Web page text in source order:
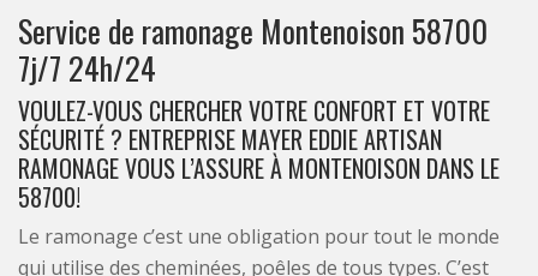
Service de ramonage Montenoison 58700
7j/7 24h/24
VOULEZ-VOUS CHERCHER VOTRE CONFORT ET VOTRE
SÉCURITÉ ? ENTREPRISE MAYER EDDIE ARTISAN
RAMONAGE VOUS L’ASSURE À MONTENOISON DANS LE
58700!
Le ramonage c’est une obligation pour tout le monde
qui utilise des cheminées, poêles de tous types. C’est